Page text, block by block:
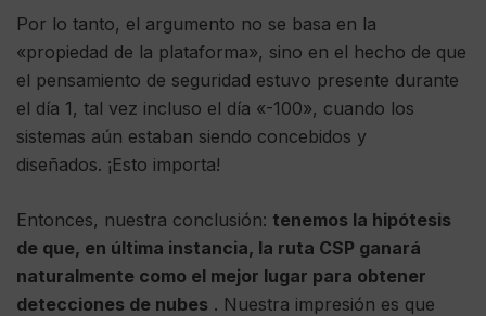
Por lo tanto, el argumento no se basa en la
«propiedad de la plataforma», sino en el hecho de que
el pensamiento de seguridad estuvo presente durante
el día 1, tal vez incluso el día «-100», cuando los
sistemas aún estaban siendo concebidos y
diseñados. ¡Esto importa!
Entonces, nuestra conclusión: tenemos la hipótesis
de que, en última instancia, la ruta CSP ganará
naturalmente como el mejor lugar para obtener
detecciones de nubes . Nuestra impresión es que